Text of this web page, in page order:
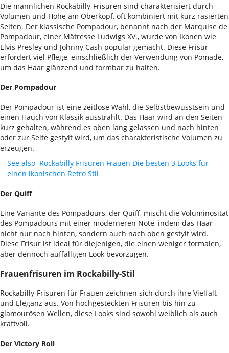
Die männlichen Rockabilly-Frisuren sind charakterisiert durch
Volumen und Höhe am Oberkopf, oft kombiniert mit kurz rasierten
Seiten. Der klassische Pompadour, benannt nach der Marquise de
Pompadour, einer Mätresse Ludwigs XV., wurde von Ikonen wie
Elvis Presley und Johnny Cash populär gemacht. Diese Frisur
erfordert viel Pflege, einschließlich der Verwendung von Pomade,
um das Haar glänzend und formbar zu halten.
Der Pompadour
Der Pompadour ist eine zeitlose Wahl, die Selbstbewusstsein und
einen Hauch von Klassik ausstrahlt. Das Haar wird an den Seiten
kurz gehalten, während es oben lang gelassen und nach hinten
oder zur Seite gestylt wird, um das charakteristische Volumen zu
erzeugen.
See also Rockabilly Frisuren Frauen Die besten 3 Looks für
einen ikonischen Retro Stil
Der Quiff
Eine Variante des Pompadours, der Quiff, mischt die Voluminosität
des Pompadours mit einer moderneren Note, indem das Haar
nicht nur nach hinten, sondern auch nach oben gestylt wird.
Diese Frisur ist ideal für diejenigen, die einen weniger formalen,
aber dennoch auffälligen Look bevorzugen.
Frauenfrisuren im Rockabilly-Stil
Rockabilly-Frisuren für Frauen zeichnen sich durch ihre Vielfalt
und Eleganz aus. Von hochgesteckten Frisuren bis hin zu
glamourösen Wellen, diese Looks sind sowohl weiblich als auch
kraftvoll.
Der Victory Roll